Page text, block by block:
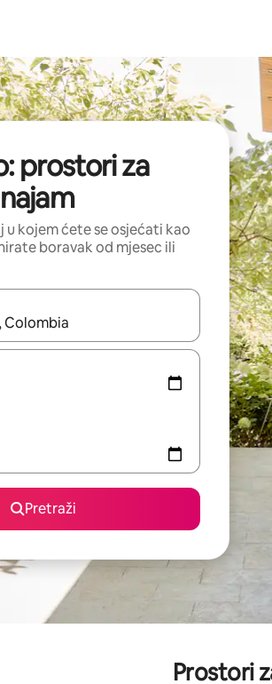
prostori za
u kojem ćete se osjećati kao
boravak od mjesec ili
rezultati, moći ćete ih pregledati koristeći
Pretraži
Prostori